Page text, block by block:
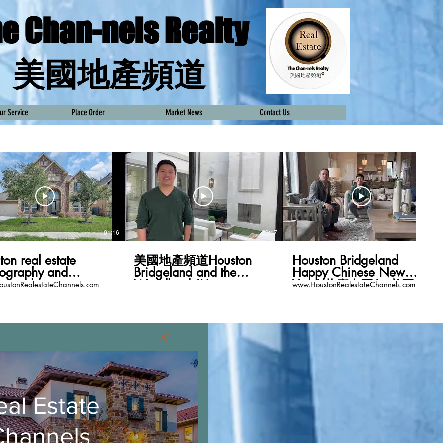
Chan-nels Realty
​美國地產頻道
Service Place Order Market News Contact Us
01:16
real estate
and
00:17
美國地產頻道Houston
Bridgeland and the
Woodlands!Happy
Houston Bridgeland
Happy Chinese New
Year! 共慶中國年 美國地
www.HoustonRealestateChannels.com
Estate